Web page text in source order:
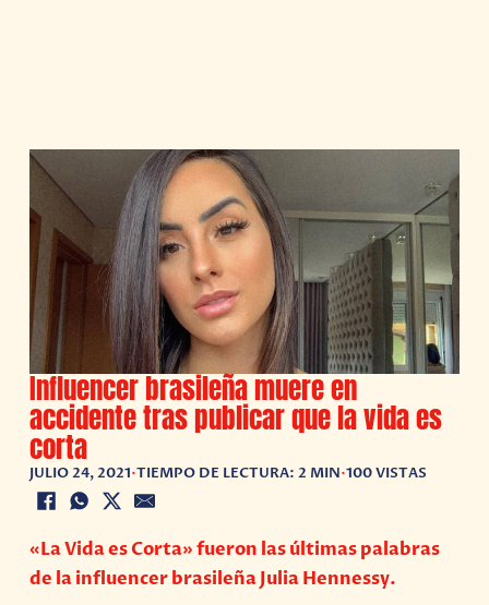
Influencer brasileña muere en
accidente tras publicar que la vida es
corta
JULIO 24, 2021•TIEMPO DE LECTURA: 2 MIN•100 VISTAS
«La Vida es Corta» fueron las últimas palabras
de la influencer brasileña Julia Hennessy.